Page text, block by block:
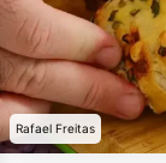
Rafael Freitas